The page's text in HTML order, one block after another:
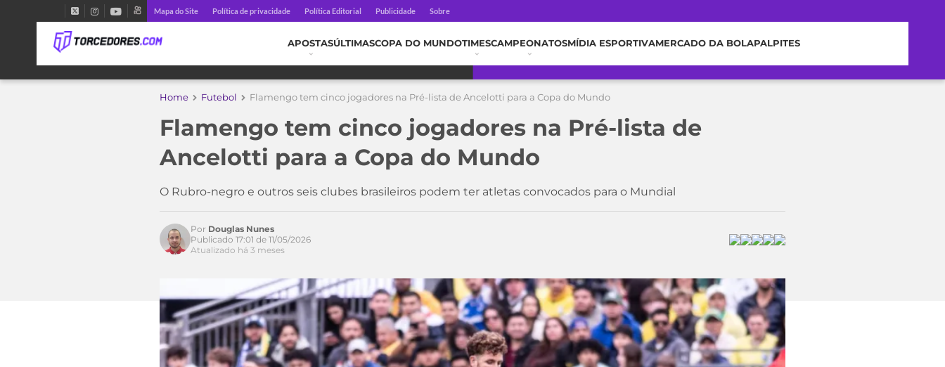
Mapa do Site Política de privacidade Política Editorial Publicidade Sobre
APOSTASÚLTIMASCOPA DO MUNDOTIMESCAMPEONATOSMÍDIA ESPORTIVAMERCADO DA BOLAPALPITES
Home Futebol Flamengo tem cinco jogadores na Pré-lista de Ancelotti para a Copa do Mundo
Flamengo tem cinco jogadores na Pré-lista de
Ancelotti para a Copa do Mundo
O Rubro-negro e outros seis clubes brasileiros podem ter atletas convocados para o Mundial
Por Douglas Nunes
Publicado 17:01 de 11/05/2026
Atualizado há 3 meses